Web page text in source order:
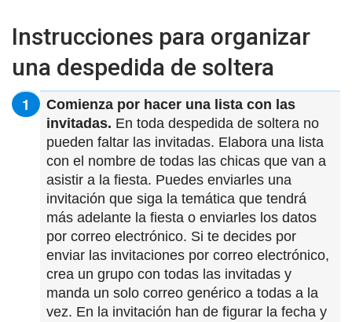
Instrucciones para organizar
una despedida de soltera
Comienza por hacer una lista con las
invitadas. En toda despedida de soltera no
pueden faltar las invitadas. Elabora una lista
con el nombre de todas las chicas que van a
asistir a la fiesta. Puedes enviarles una
invitación que siga la temática que tendrá
más adelante la fiesta o enviarles los datos
por correo electrónico. Si te decides por
enviar las invitaciones por correo electrónico,
crea un grupo con todas las invitadas y
manda un solo correo genérico a todas a la
vez. En la invitación han de figurar la fecha y